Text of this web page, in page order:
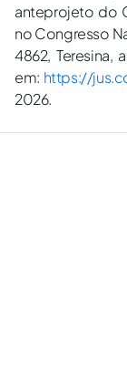
anteprojeto do
no Congresso
4862, Teresina,
em: https://
2026.